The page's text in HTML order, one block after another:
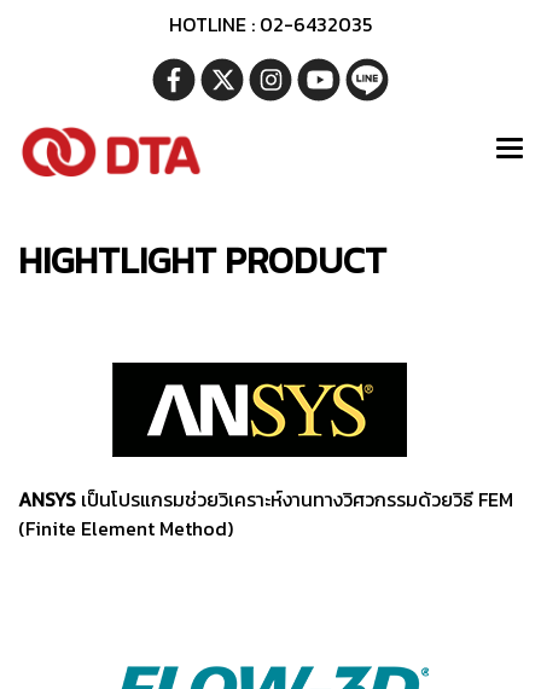
HOTLINE : 02-6432035
HIGHTLIGHT PRODUCT
ANSYS เป็นโปรแกรมช่วยวิเคราะห์งานทางวิศวกรรมด้วยวิธี FEM
(Finite Element Method)